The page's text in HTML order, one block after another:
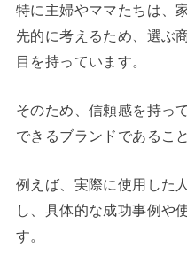
特に主婦やママたちは、
先的に考えるため、選ぶ
目を持っています。
そのため、信頼感を持っ
できるブランドであるこ
例えば、実際に使用した
し、具体的な成功事例や
す。